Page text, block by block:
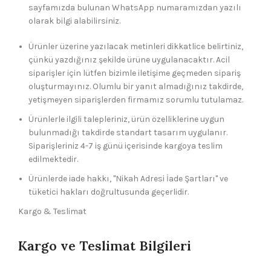
sayfamızda bulunan WhatsApp numaramızdan yazılı
olarak bilgi alabilirsiniz.
Ürünler üzerine yazılacak metinleri dikkatlice belirtiniz,
çünkü yazdığınız şekilde ürüne uygulanacaktır. Acil
siparişler için lütfen bizimle iletişime geçmeden sipariş
oluşturmayınız. Olumlu bir yanıt almadığınız takdirde,
yetişmeyen siparişlerden firmamız sorumlu tutulamaz.
Ürünlerle ilgili talepleriniz, ürün özelliklerine uygun
bulunmadığı takdirde standart tasarım uygulanır.
Siparişleriniz 4-7 iş günü içerisinde kargoya teslim
edilmektedir.
Ürünlerde iade hakkı, "Nikah Adresi İade Şartları" ve
tüketici hakları doğrultusunda geçerlidir.
Kargo & Teslimat
Kargo ve Teslimat Bilgileri